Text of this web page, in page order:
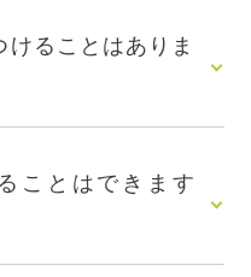
ることはありま
ことはできます